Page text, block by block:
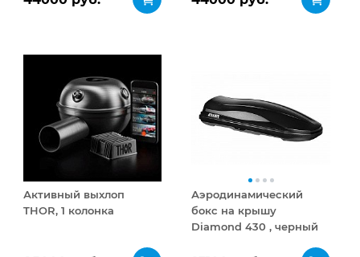
Активный выхлоп
THOR, 1 колонка
Аэродинамический
бокс на крышу
Diamond 430 , черный